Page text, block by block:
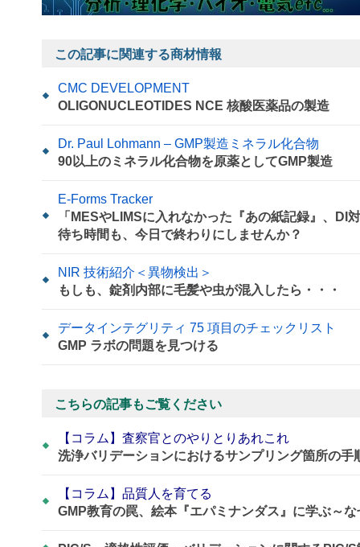
この記事に関連する商材情報
CMC DEVELOPMENT
OLIGONUCLEOTIDES NCE 核酸医薬品の製造
Dr. Paul Lohmann – GMP製造ミネラル化合物
90以上のミネラル化合物を原薬としてGMP製造
E-Forms Tracker
「MESやLIMSに入れなかった『あの紙記録』、
待ち時間も、今日で終わりにしませんか？
NIR 技術紹介＜異物検出＞
もしも、錠剤内部に毛髪や虫が混入したら・・・
データインテグリティ 75 項目のチェックリスト
GMP ラボの問題を見つける
こちらの記事もご覧ください
【コラム】査察官とのやりとりあれこれ
洗浄バリデーションにおけるサンプリング箇所の手
【コラム】品質人を育てる
GMP教育の罠、絵本『エパミナンダス』に学ぶ～